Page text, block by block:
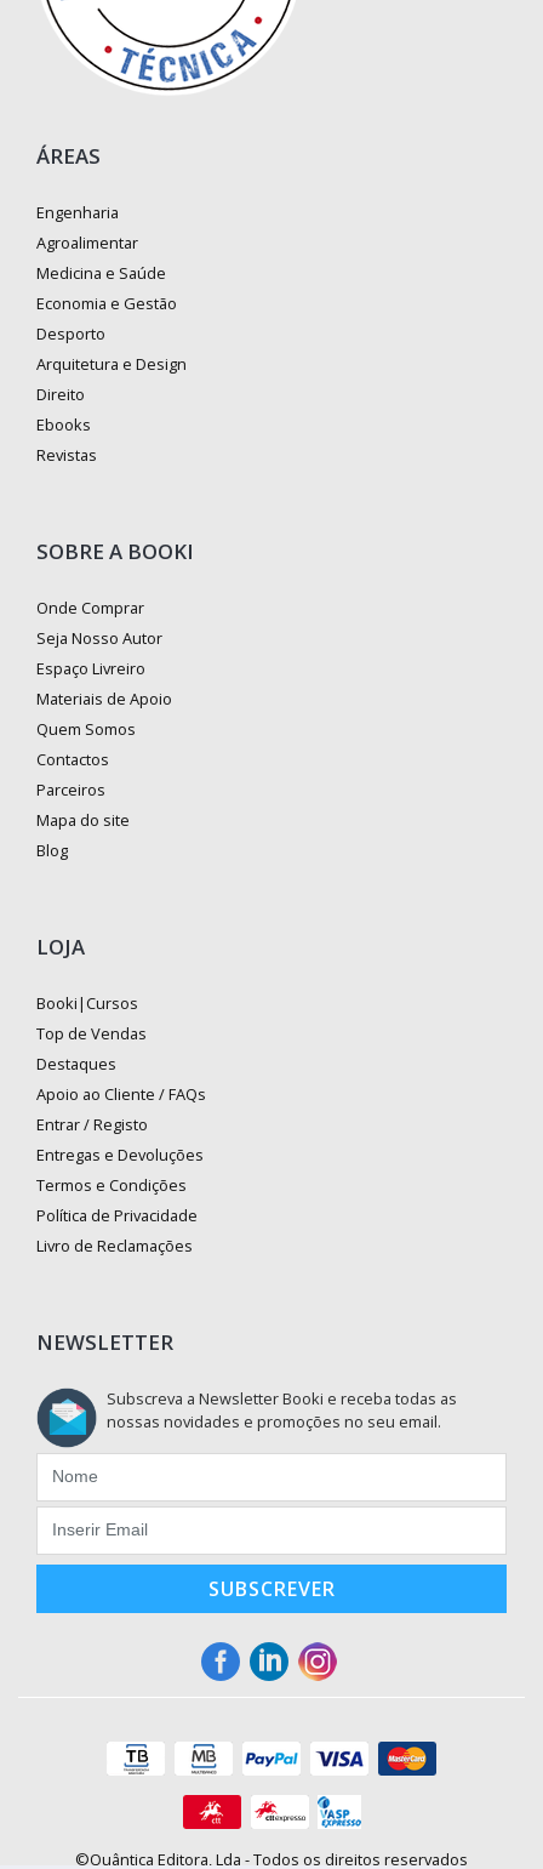
ÁREAS
Engenharia
Agroalimentar
Medicina e Saúde
Economia e Gestão
Desporto
Arquitetura e Design
Direito
Ebooks
Revistas
SOBRE A BOOKI
Onde Comprar
Seja Nosso Autor
Espaço Livreiro
Materiais de Apoio
Quem Somos
Contactos
Parceiros
Mapa do site
Blog
LOJA
Booki|Cursos
Top de Vendas
Destaques
Apoio ao Cliente / FAQs
Entrar / Registo
Entregas e Devoluções
Termos e Condições
Política de Privacidade
Livro de Reclamações
NEWSLETTER
Subscreva a Newsletter Booki e receba todas as
nossas novidades e promoções no seu email.
SUBSCREVER
©Quântica Editora, Lda - Todos os direitos reservados